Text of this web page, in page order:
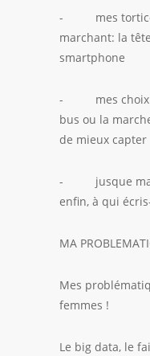
- mes
marchant: la
smartphone
- mes choix
bus ou la
de mieux capter
- jusque ma
enfin, à qui
MA
Mes
femmes !
Le big data, le